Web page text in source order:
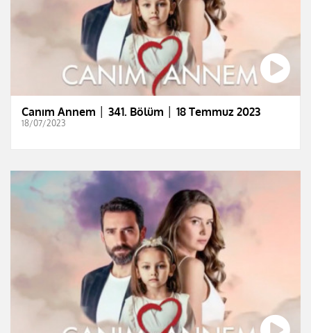
Canım Annem │ 341. Bölüm │ 18 Temmuz 2023
18/07/2023